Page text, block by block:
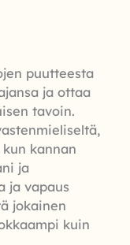
puutteesta
ja ottaa
tavoin.
kannan
ja
ja vapaus
jokainen
kuin